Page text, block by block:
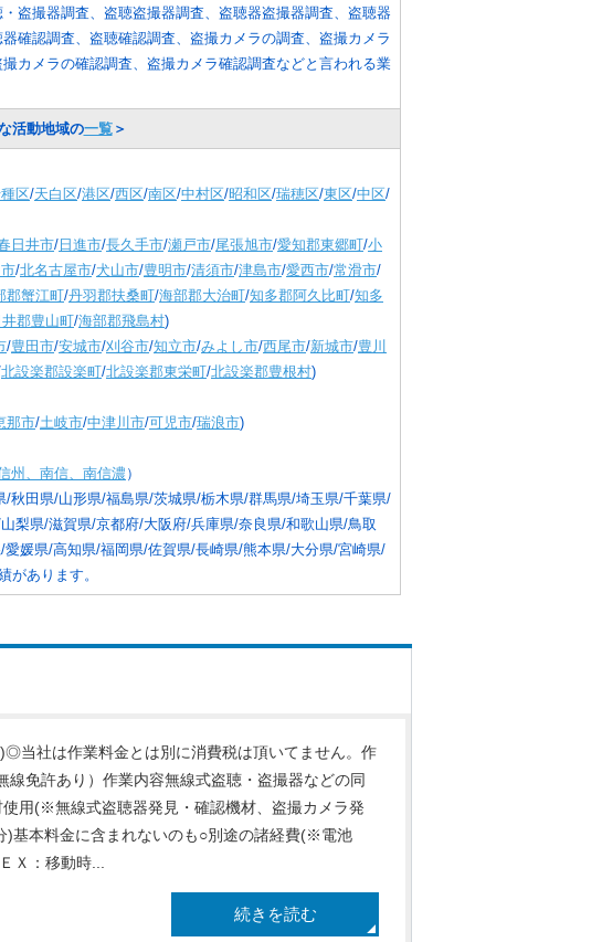
盗撮器調査、盗聴盗撮器調査、盗聴器盗撮器調査、盗聴器
確認調査、盗聴確認調査、盗撮カメラの調査、盗撮カメラ
カメラの確認調査、盗撮カメラ確認調査などと言われる業
活動地域の一覧＞
区/天白区/港区/西区/南区/中村区/昭和区/瑞穂区/東区/中区/
日井市/ 日進市/長久手市/瀬戸市/尾張旭市/愛知郡東郷町/小
/北名古屋市/犬山市/豊明市/清須市/津島市/愛西市/常滑市/
郡蟹江町/丹羽郡扶桑町/海部郡大治町/知多郡阿久比町/知多
郡豊山町/海部郡飛島村)
/豊田市/安城市/刈谷市/知立市/みよし市/西尾市/新城市/豊川
北設楽郡設楽町/北設楽郡東栄町/北設楽郡豊根村)
那市/土岐市/中津川市/可児市/瑞浪市)
州、南信、南信濃 ）
秋田県/山形県/福島県/茨城県/栃木県/群馬県/埼玉県/千葉県/
梨県/滋賀県/京都府/大阪府/兵庫県/奈良県/和歌山県/鳥取
媛県/高知県/福岡県/佐賀県/長崎県/熊本県/大分県/宮崎県/
があります。
社は作業料金とは別に消費税は頂いてません。作
免許あり）作業内容無線式盗聴・盗撮器などの同
用(※無線式盗聴器発見・確認機材、盗撮カメラ発
基本料金に含まれないのも○別途の諸経費(※電池
Ｘ：移動時...
続きを読む